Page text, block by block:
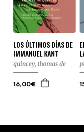
LOS ÚLTIMOS DÍAS DE
IMMANUEL KANT
quincey, thomas de
16,00€